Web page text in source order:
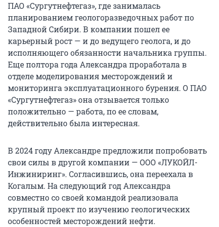
ПАО «Сургутнефтегаз», где занималась
планированием геологоразведочных работ по
Западной Сибири. В компании пошел ее
карьерный рост — и до ведущего геолога, и до
исполняющего обязанности начальника группы.
Еще полтора года Александра проработала в
отделе моделирования месторождений и
мониторинга эксплуатационного бурения. О ПАО
«Сургутнефтегаз» она отзывается только
положительно — работа, по ее словам,
действительно была интересная.
В 2024 году Александре предложили попробовать
свои силы в другой компании — ООО «ЛУКОЙЛ-
Инжиниринг». Согласившись, она переехала в
Когалым. На следующий год Александра
совместно со своей командой реализовала
крупный проект по изучению геологических
особенностей месторождений нефти.